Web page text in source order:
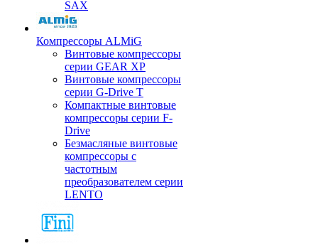
SAX
Компрессоры ALMiG
Винтовые компрессоры
серии GEAR XP
Винтовые компрессоры
серии G-Drive T
Компактные винтовые
компрессоры серии F-
Drive
Безмасляные винтовые
компрессоры с
частотным
преобразователем серии
LENTO